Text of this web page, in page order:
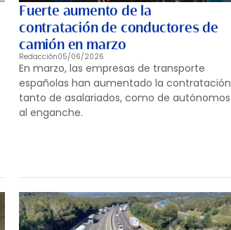
Fuerte aumento de la
contratación de conductores de
camión en marzo
Redacción05/06/2026
En marzo, las empresas de transporte
españolas han aumentado la contratación
tanto de asalariados, como de autónomos
al enganche.